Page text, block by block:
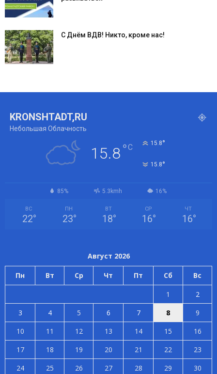
С Днём ВДВ! Никто, кроме нас!
KRONSHTADT,RU
Небольшая Облачность
15.8°C 15.8°
15.8°
85% 5.3kmh 16%
ВС
22°
ПН
23°
ВТ
18°
СР
16°
ЧТ
16°
Август 2026
Пн Вт Ср Чт Пт Сб Вс
1
2
3
4 5 6 7 8
9
10
11 12 13 14 15
16
17
18 19 20 21 22
23
24
25 26 27 28 29
30